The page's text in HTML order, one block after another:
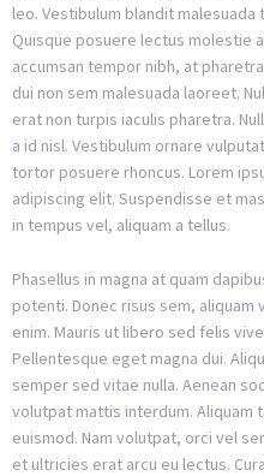
leo. Vestibulum blandit
Quisque posuere lectus molestie
accumsan tempor nibh, at
dui non sem malesuada laoreet.
erat non turpis iaculis pharetra.
a id nisl. Vestibulum ornare
tortor posuere rhoncus. Lorem
adipiscing elit. Suspendisse et
in tempus vel, aliquam a tellus.
Phasellus in magna at quam
potenti. Donec risus sem,
enim. Mauris ut libero sed felis
Pellentesque eget magna dui.
semper sed vitae nulla. Aenean
volutpat mattis interdum. Aliquam
euismod. Nam volutpat, orci vel
et ultricies erat arcu eu lectus.